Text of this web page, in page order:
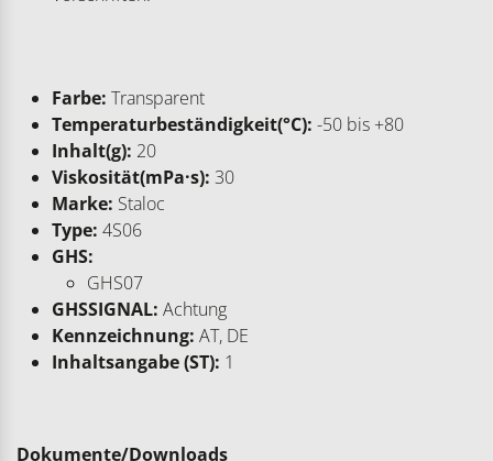
Farbe: Transparent
Temperaturbeständigkeit(°C): -50 bis +80
Inhalt(g): 20
Viskosität(mPa·s): 30
Marke: Staloc
Type: 4S06
GHS:
GHS07
GHSSIGNAL: Achtung
Kennzeichnung: AT, DE
Inhaltsangabe (ST): 1
Dokumente/Downloads